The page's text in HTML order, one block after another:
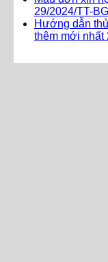
29/2024/TT-
Hướng dẫn
thêm mới nhất